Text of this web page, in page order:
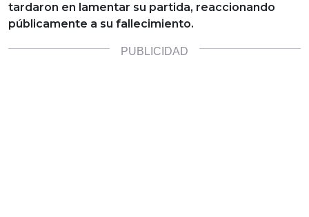
tardaron en lamentar su partida, reaccionando
públicamente a su fallecimiento.